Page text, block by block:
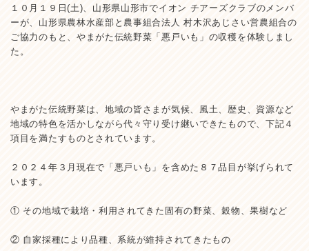
１０月１９日(土)、山形県山形市でイオン チアーズクラブのメンバ
ーが、山形県農林水産部と農事組合法人 村木沢あじさい営農組合の
ご協力のもと、やまがた伝統野菜「悪戸いも」の収穫を体験しまし
た。
やまがた伝統野菜は、地域の皆さまが気候、風土、歴史、資源など
地域の特色を活かしながら代々守り受け継いできたもので、下記４
項目を満たすものとされています。
２０２４年３月現在で「悪戸いも」を含めた８７品目が挙げられて
います。
① その地域で栽培・利用されてきた固有の野菜、穀物、果樹など
② 自家採種により品種、系統が維持されてきたもの